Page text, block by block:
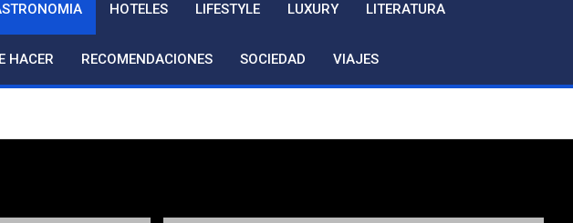
HOTELES LIFESTYLE LUXURY LITERATURA
HACER RECOMENDACIONES SOCIEDAD VIAJES